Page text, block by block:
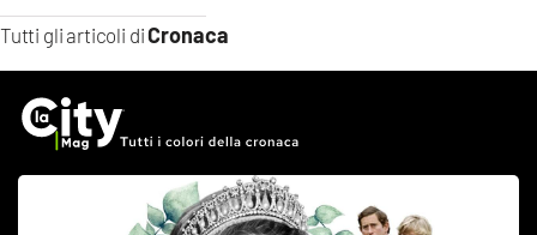
Tutti gli articoli diCronaca